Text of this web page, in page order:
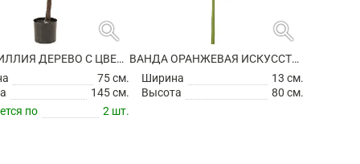
search
БУГЕНВИЛЛИЯ ДЕРЕВО С ЦВЕТАМИ ИСКУССТВЕННАЯ
75 см.
145 см.
по
2 шт.
search
ВАНДА ОРАНЖЕВАЯ ИСКУССТВЕННАЯ
Ширина
13 см.
Высота
80 см.